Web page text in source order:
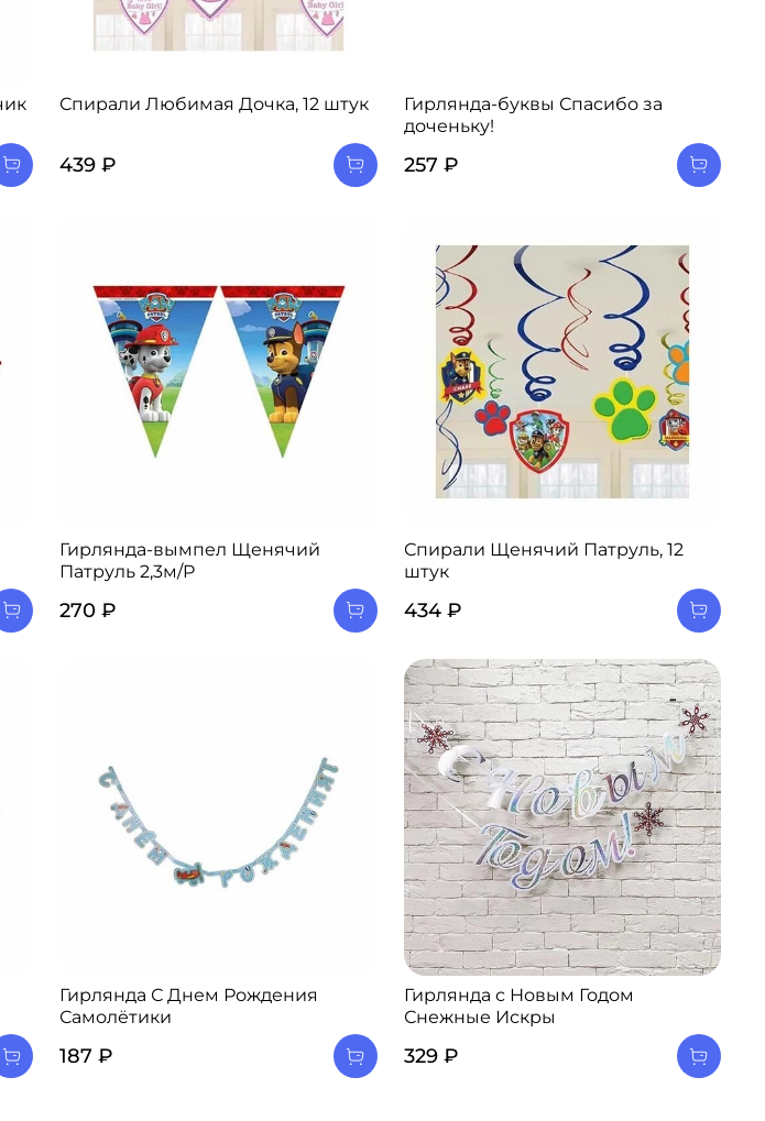
Спирали Любимая Дочка, 12 штук
439 ₽
Гирлянда-буквы Спасибо за
доченьку!
257 ₽
Гирлянда-вымпел Щенячий
Патруль 2,3м/P
270 ₽
Спирали Щенячий Патруль, 12
штук
434 ₽
Гирлянда С Днем Рождения
Самолётики
187 ₽
Гирлянда с Новым Годом
Снежные Искры
329 ₽